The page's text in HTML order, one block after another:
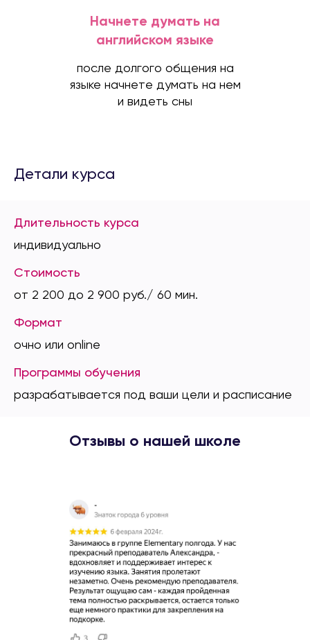
Начнете думать на
английском языке
после долгого общения на
языке начнете думать на нем
и видеть сны
Детали курса
Длительность курса
индивидуально
Стоимость
от 2 200 до 2 900 руб./ 60 мин.
Формат
очно или online
Программы обучения
разрабатывается под ваши цели и расписание
Отзывы о нашей школе